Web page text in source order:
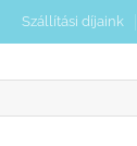
Szállítási díjaink